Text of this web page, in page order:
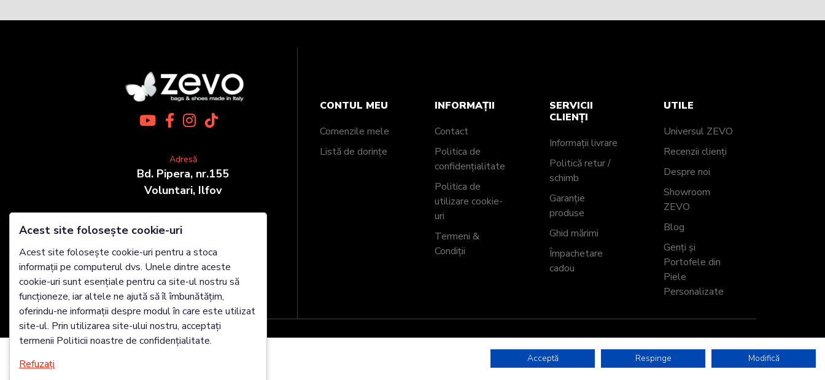
Adresă
Bd. Pipera, nr.155
Voluntari, Ilfov
0722 683 589
E-mail
office@zevo.ro
CONTUL MEU
Comenzile mele
Listă de dorințe
INFORMAȚII
Contact
Politica de
confidențialitate
Politica de
utilizare cookie-
uri
Termeni &
Condiții
SERVICII
CLIENȚI
Informații livrare
Politică retur /
schimb
Garanție
produse
Ghid mărimi
Împachetare
cadou
UTILE
Universul ZEVO
Recenzii clienți
Despre noi
Showroom
ZEVO
Blog
Genți și
Portofele din
Piele
Personalizate
Acest site folosește cookie-uri
Acest site folosește cookie-uri pentru a stoca
informații pe computerul dvs. Unele dintre aceste
cookie-uri sunt esențiale pentru ca site-ul nostru să
funcționeze, iar altele ne ajută să îl îmbunătățim,
oferindu-ne informații despre modul în care este utilizat
site-ul. Prin utilizarea site-ului nostru, acceptați
termenii Politicii noastre de confidențialitate.
Refuzați
Folosim cookie-uri
Acceptă Respinge Modifică